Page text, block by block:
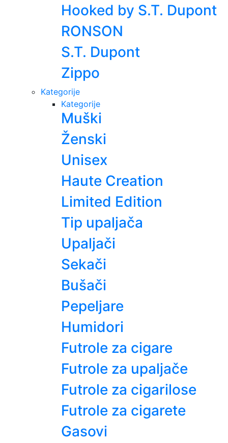
Hooked by S.T. Dupont
RONSON
S.T. Dupont
Zippo
Kategorije
Kategorije
Muški
Ženski
Unisex
Haute Creation
Limited Edition
Tip upaljača
Upaljači
Sekači
Bušači
Pepeljare
Humidori
Futrole za cigare
Futrole za upaljače
Futrole za cigarilose
Futrole za cigarete
Gasovi